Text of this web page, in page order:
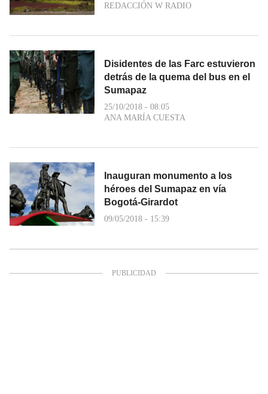
REDACCIÓN W RADIO
Disidentes de las Farc estuvieron
detrás de la quema del bus en el
Sumapaz
25/10/2018 - 08:05
ANA MARÍA CUESTA
Inauguran monumento a los
héroes del Sumapaz en vía
Bogotá-Girardot
09/05/2018 - 15:39